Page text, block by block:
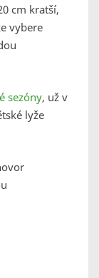
cm kratší,
vybere
sezóny, už v
lyže